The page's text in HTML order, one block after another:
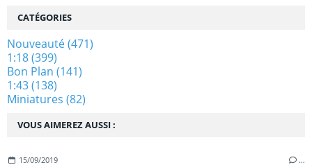
VOUS AIMEREZ AUSSI :
15/09/2019 …
CATÉGORIES
Nouveauté(471)
1:18(399)
Bon Plan (141)
1:43(138)
Miniatures (82)